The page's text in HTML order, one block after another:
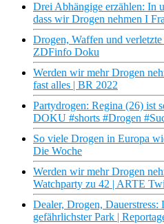
Drei Abhängige erzählen: In
dass wir Drogen nehmen I
Drogen, Waffen und
ZDFinfo Doku
Werden wir mehr Drogen
fast alles | BR 2022
Partydrogen: Regina (26) ist
DOKU #shorts #Drogen
So viele Drogen in Europa
Die Woche
Werden wir mehr Drogen
Watchparty zu 42 | ARTE
Dealer, Drogen,
gefährlichster Park |